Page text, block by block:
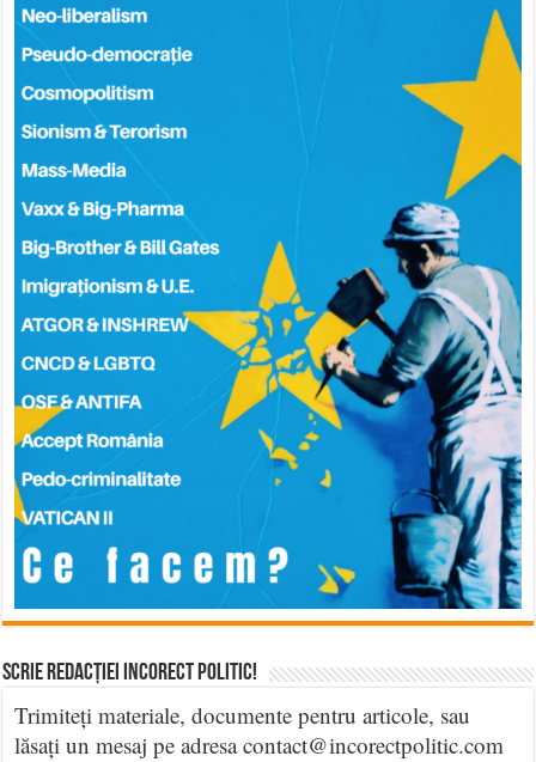
Scrie Redacției Incorect Politic!
Trimiteți materiale, documente pentru articole, sau
lăsați un mesaj pe adresa contact@incorectpolitic.com